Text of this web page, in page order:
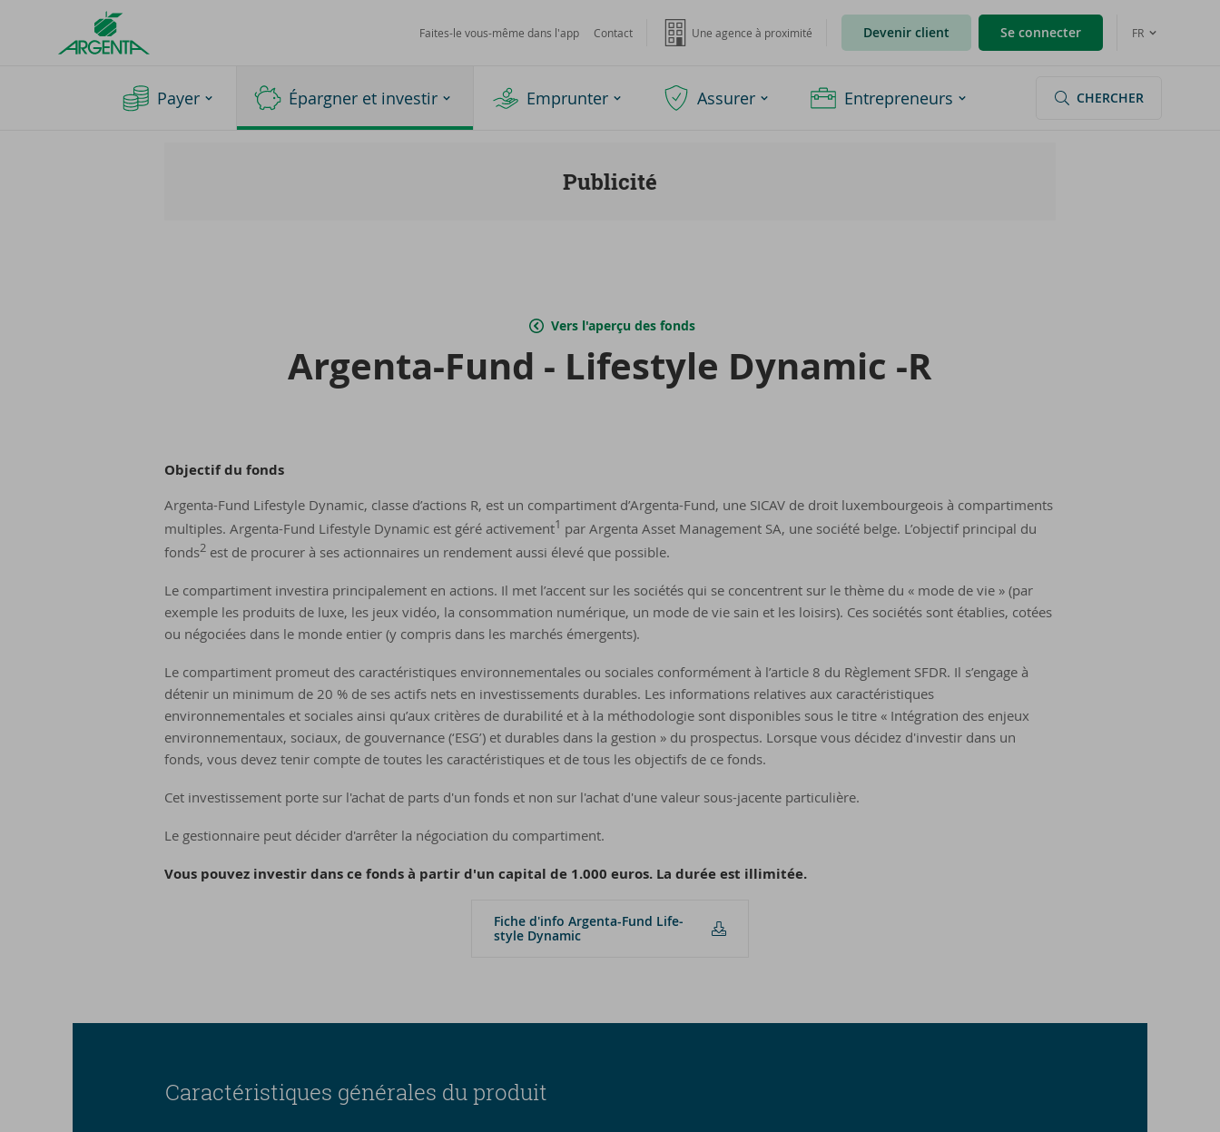
Argenta
Homepage
Faites-le vous-même dans l'app Contact Une agence à proximité Devenir client Se connecter FR
Payer Épargner et investir Emprunter Assurer Entrepreneurs CHERCHER
Publicité
Vers l'aperçu des fonds
Argenta-​Fund - Li­fe­style Dy­na­mic -R
Ob­jec­tif du fonds
Argenta-Fund Lifestyle Dynamic, classe d’actions R, est un compartiment d’Argenta-Fund, une SICAV de droit luxembourgeois à compartiments
multiples. Argenta-Fund Lifestyle Dynamic est géré activement1 par Argenta Asset Management SA, une société belge. L’objectif principal du
fonds2 est de procurer à ses actionnaires un rendement aussi élevé que possible.
Le compartiment investira principalement en actions. Il met l’accent sur les sociétés qui se concentrent sur le thème du « mode de vie » (par
exemple les produits de luxe, les jeux vidéo, la consommation numérique, un mode de vie sain et les loisirs). Ces sociétés sont établies, cotées
ou négociées dans le monde entier (y compris dans les marchés émergents).
Le compartiment promeut des caractéristiques environnementales ou sociales conformément à l’article 8 du Règlement SFDR. Il s’engage à
détenir un minimum de 20 % de ses actifs nets en investissements durables. Les informations relatives aux caractéristiques
environnementales et sociales ainsi qu’aux critères de durabilité et à la méthodologie sont disponibles sous le titre « Intégration des enjeux
environnementaux, sociaux, de gouvernance (‘ESG’) et durables dans la gestion » du prospectus. Lorsque vous décidez d'investir dans un
fonds, vous devez tenir compte de toutes les caractéristiques et de tous les objectifs de ce fonds.
Cet investissement porte sur l'achat de parts d'un fonds et non sur l'achat d'une valeur sous-jacente particulière.
Le gestionnaire peut décider d'arrêter la négociation du compartiment.
Vous pouvez investir dans ce fonds à partir d'un capital de 1.000 euros. La durée est illimitée.
Fiche d'in­fo Argenta-​Fund Li­fe­
style Dy­na­mic
Caractéristiques générales du produit